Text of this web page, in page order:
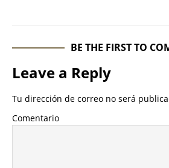
BE THE FIRST TO
Leave a Reply
Tu dirección de correo no será
Comentario